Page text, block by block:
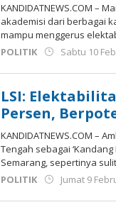
KANDIDATNEWS.COM –
akademisi dari berbagai
mampu menggerus
POLITIK
Sabtu 10
LSI:
Persen,
KANDIDATNEWS.COM –
Tengah sebagai
Semarang, sepertinya
POLITIK
Jumat 9